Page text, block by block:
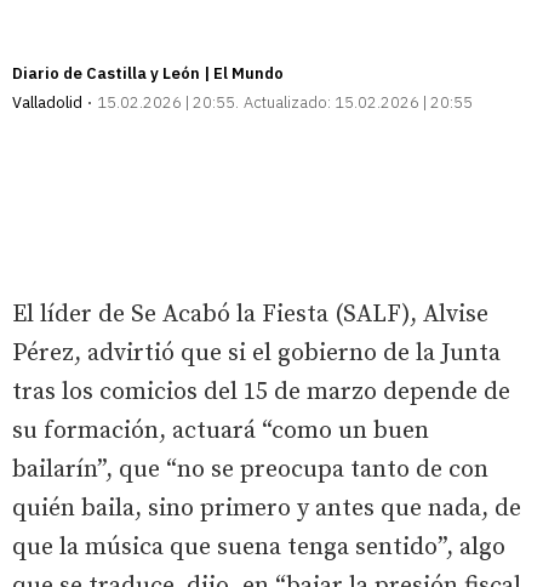
Diario de Castilla y León | El Mundo
Valladolid
15.02.2026 | 20:55 Actualizado: 15.02.2026 | 20:55
El líder de Se Acabó la Fiesta (SALF), Alvise
Pérez, advirtió que si el gobierno de la Junta
tras los comicios del 15 de marzo depende de
su formación, actuará “como un buen
bailarín”, que “no se preocupa tanto de con
quién baila, sino primero y antes que nada, de
que la música que suena tenga sentido”, algo